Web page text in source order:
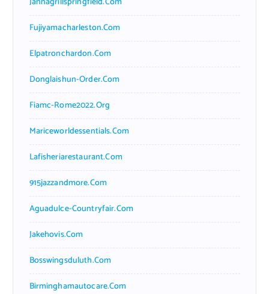
Fujiyamacharleston.com
Elpatronchardon.com
Donglaishun-Order.com
Fiamc-Rome2022.org
Mariceworldessentials.com
Lafisheriarestaurant.com
915jazzandmore.com
Aguadulce-Countryfair.com
Jakehovis.com
Bosswingsduluth.com
Birminghamautocare.com